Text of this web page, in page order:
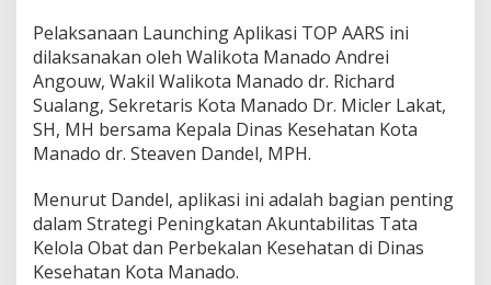
r
a
n
d
O
p
e
n
g
R
S
Pelaksanaan Launching Aplikasi TOP AARS ini
dilaksanakan oleh Walikota Manado Andrei
Angouw, Wakil Walikota Manado dr. Richard
Sualang, Sekretaris Kota Manado Dr. Micler Lakat,
SH, MH bersama Kepala Dinas Kesehatan Kota
Manado dr. Steaven Dandel, MPH.
Menurut Dandel, aplikasi ini adalah bagian penting
dalam Strategi Peningkatan Akuntabilitas Tata
Kelola Obat dan Perbekalan Kesehatan di Dinas
Kesehatan Kota Manado.